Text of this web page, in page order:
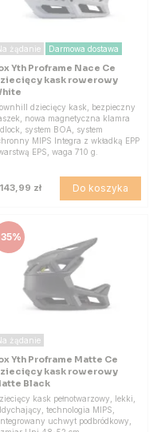
żądanie Darmowa dostawa
Yth Proframe Nace Ce
kask rowerowy
dziecięcy kask, bezpieczny
nowa magnetyczna klamra
system BOA, system
MIPS Integra z wkładką EPP
EPS, waga 710 g.
zł Do koszyka
35%
żądanie
Yth Proframe Matte Ce
kask rowerowy
Black
kask pełnotwarzowy, lekki,
technologia MIPS,
uchwyt podbródkowy,